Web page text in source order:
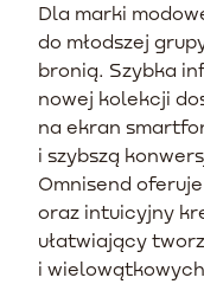
Dla marki
do młodszej
bronią. Szybka
nowej kolekcji
na ekran
i szybszą
Omnisend
oraz intuicyjny
ułatwiający
i